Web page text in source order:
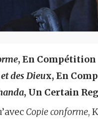
, En Compétition
des Dieux, En
, Un Certain
Copie conforme,